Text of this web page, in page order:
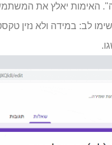
יאלץ את
שימו לב: במידה ולא